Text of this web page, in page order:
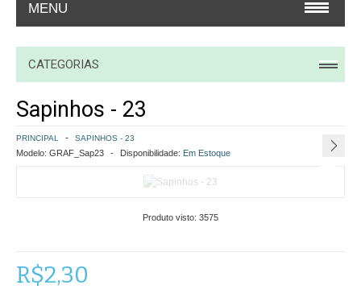
MENU
A EMPRESA
CONTATO
COMO COMPRAR
POLÍTICA DE FRETE GRÁTIS
CONTATO
CATEGORIAS
Sapinhos - 23
PRINCIPAL SAPINHOS - 23
Modelo: GRAF_Sap23 Disponibilidade: Em Estoque
Produto visto: 3575
R$2,30